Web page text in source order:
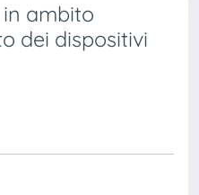
ambito
dei dispositivi